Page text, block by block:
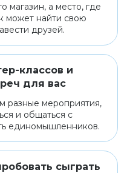
магазин, а место, где
может найти свою
друзей.
классов и
для вас
разные мероприятия,
и общаться с
единомышленников.
сыграть